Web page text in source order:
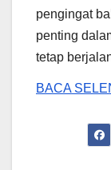
pengingat
penting
tetap
BACA